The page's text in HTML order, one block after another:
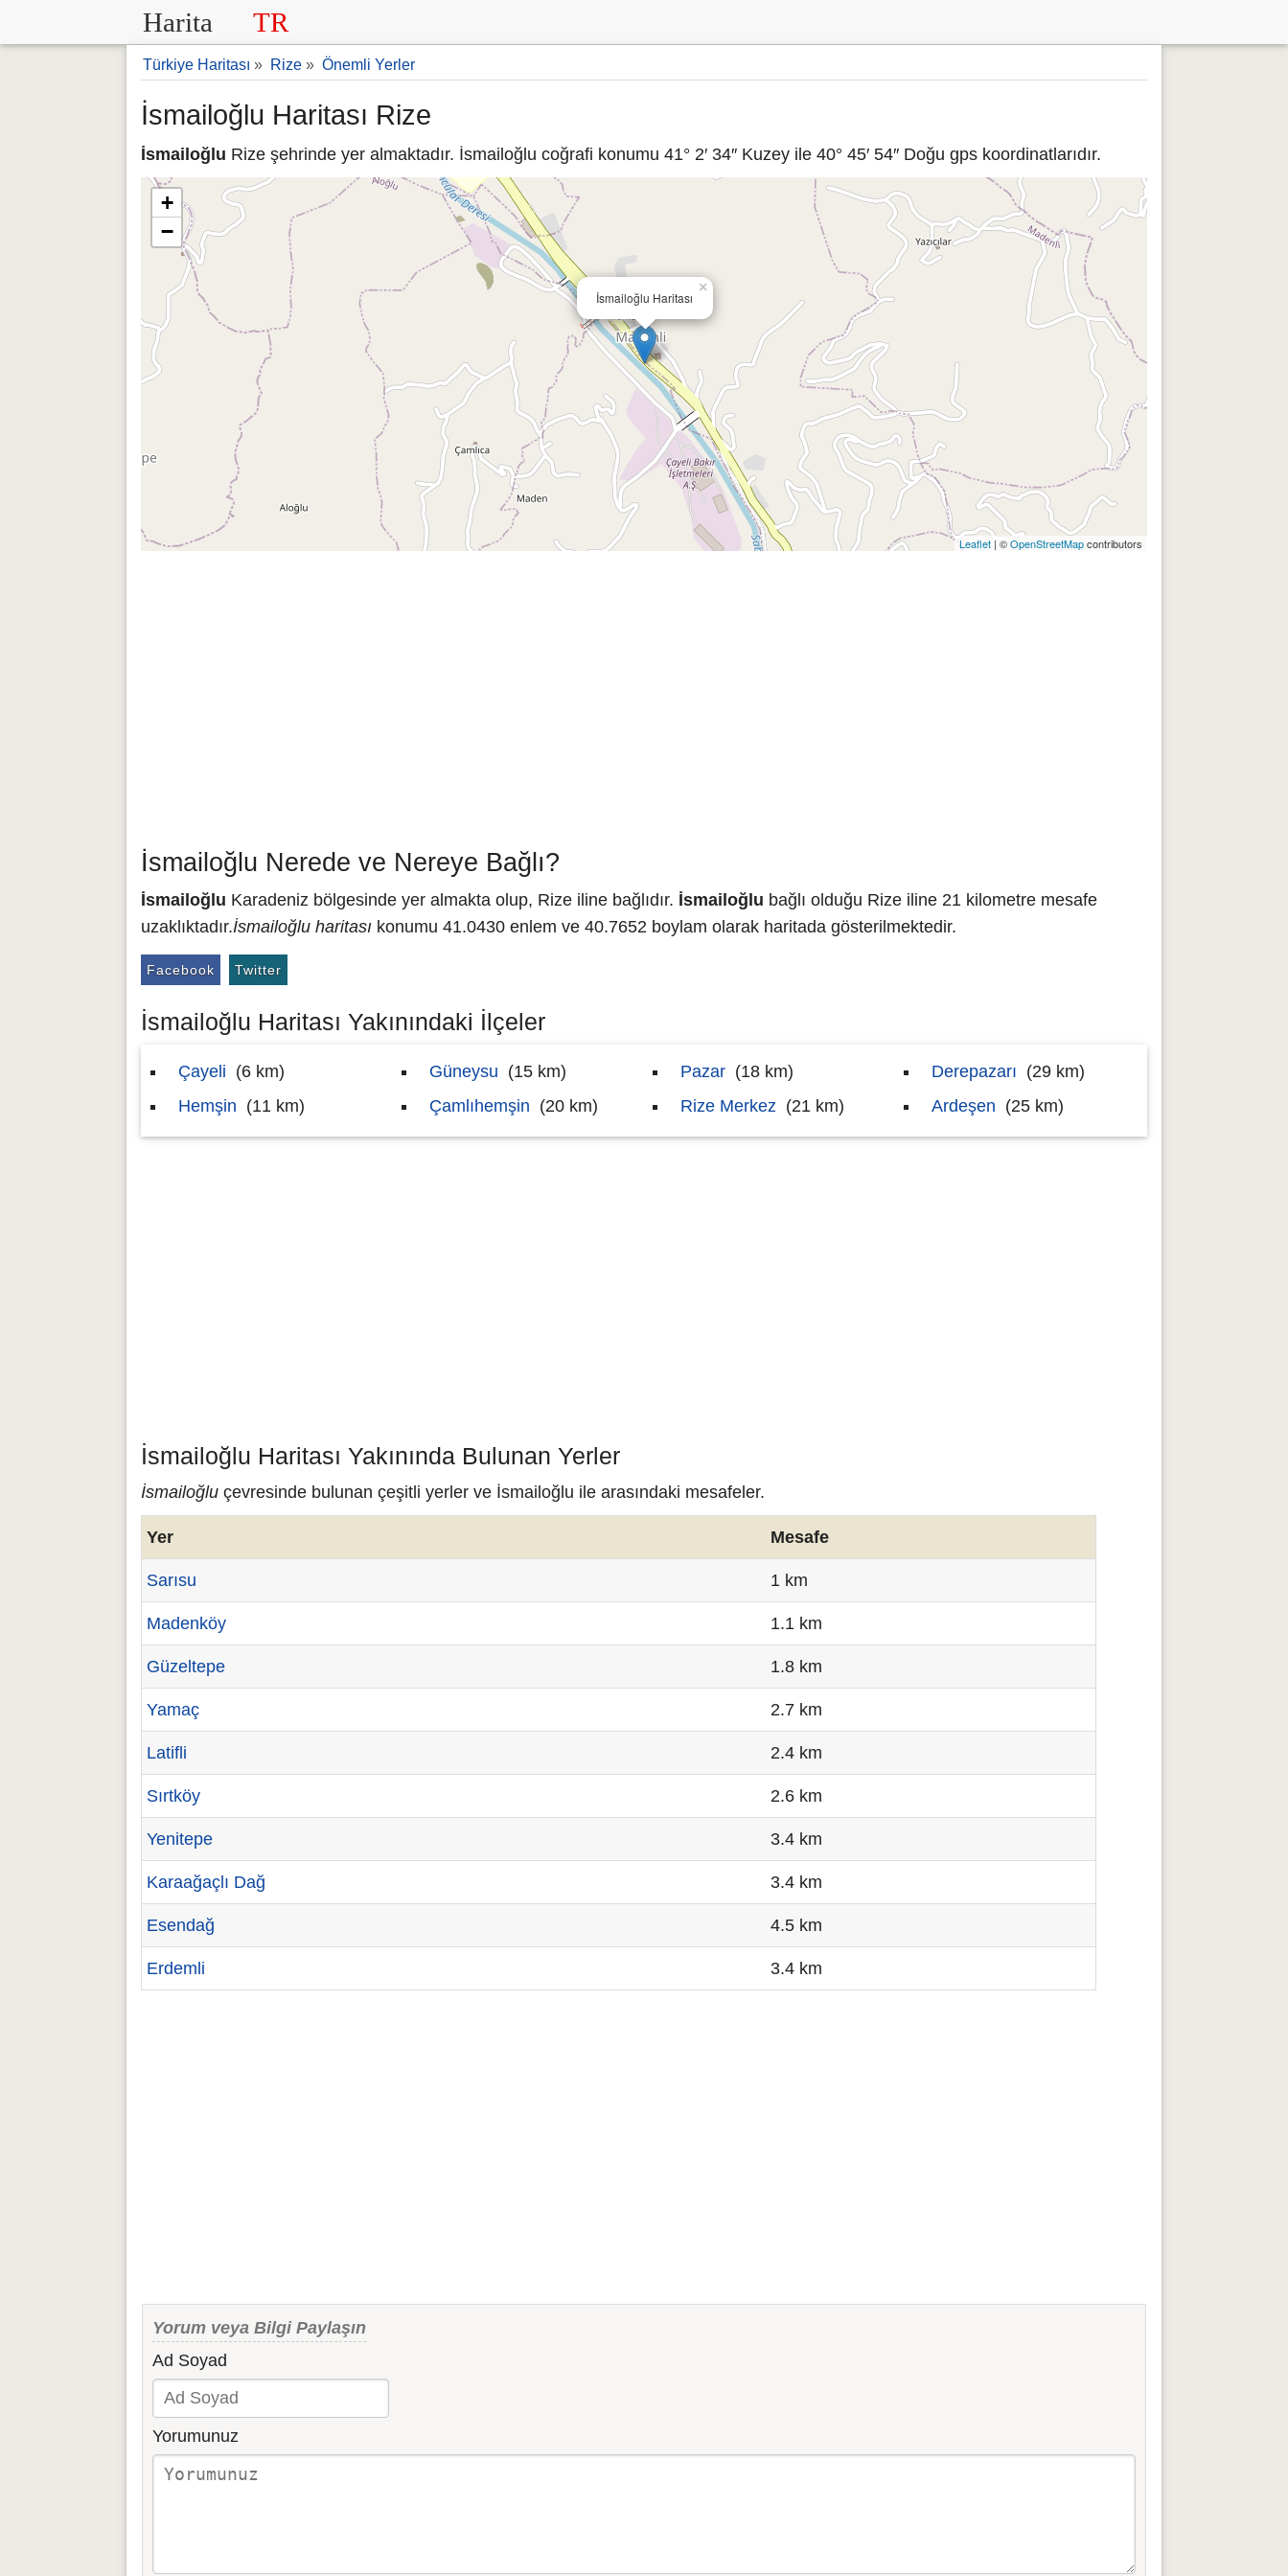
Harita TR
Türkiye Haritası » Rize » Önemli Yerler
İsmailoğlu Haritası Rize
İsmailoğlu Rize şehrinde yer almaktadır. İsmailoğlu coğrafi konumu 41° 2′ 34″ Kuzey ile 40° 45′ 54″ Doğu gps koordinatlarıdır.
İsmailoğlu Haritası
×
+
−
Leaflet | ©OpenStreetMapcontributors
İsmailoğlu Nerede ve Nereye Bağlı?
İsmailoğlu Karadeniz bölgesinde yer almakta olup, Rize iline bağlıdır. İsmailoğlu bağlı olduğu Rize iline 21 kilometre mesafe
uzaklıktadır.İsmailoğlu haritası konumu 41.0430 enlem ve 40.7652 boylam olarak haritada gösterilmektedir.
Facebook Twitter
İsmailoğlu Haritası Yakınındaki İlçeler
Çayeli (6 km)
Hemşin (11 km)
Güneysu (15 km)
Çamlıhemşin (20 km)
Pazar (18 km)
Rize Merkez (21 km)
Derepazarı (29 km)
Ardeşen (25 km)
İsmailoğlu Haritası Yakınında Bulunan Yerler
İsmailoğlu çevresinde bulunan çeşitli yerler ve İsmailoğlu ile arasındaki mesafeler.
Yer Mesafe
Sarısu 1 km
Madenköy 1.1 km
Güzeltepe 1.8 km
Yamaç 2.7 km
Latifli 2.4 km
Sırtköy 2.6 km
Yenitepe 3.4 km
Karaağaçlı Dağ 3.4 km
Esendağ 4.5 km
Erdemli 3.4 km
Yorum veya Bilgi Paylaşın
Ad Soyad
Yorumunuz